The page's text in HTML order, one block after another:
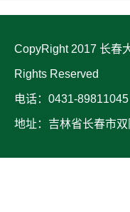
CopyRight 2017 长春
Rights Reserved
电话：0431-89811045
地址：吉林省长春市